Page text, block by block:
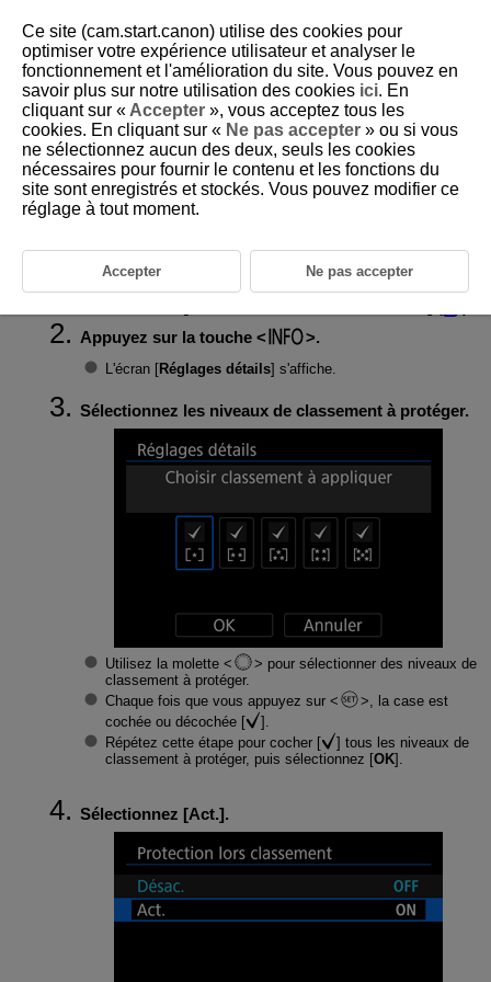
D388-156
Protection des images lors de
l'attribution d'un classement
Les images avec certains niveaux de classement peuvent être
attribué.
Appuyez sur la touche
.
L'écran [Réglages détails] s'affiche.
Sélectionnez les niveaux de classement à protéger.
Utilisez la molette
pour sélectionner des niveaux de
classement à protéger.
Chaque fois que vous appuyez sur
, la case est
cochée ou décochée [
].
Répétez cette étape pour cocher [
] tous les niveaux de
classement à protéger, puis sélectionnez [OK].
Sélectionnez [Act.].
Ce site (cam.start.canon) utilise des cookies pour
optimiser votre expérience utilisateur et analyser le
fonctionnement et l'amélioration du site. Vous pouvez en
savoir plus sur notre utilisation des cookies ici. En
cliquant sur « Accepter », vous acceptez tous les
cookies. En cliquant sur « Ne pas accepter » ou si vous
ne sélectionnez aucun des deux, seuls les cookies
nécessaires pour fournir le contenu et les fonctions du
site sont enregistrés et stockés. Vous pouvez modifier ce
réglage à tout moment.
Accepter Ne pas accepter